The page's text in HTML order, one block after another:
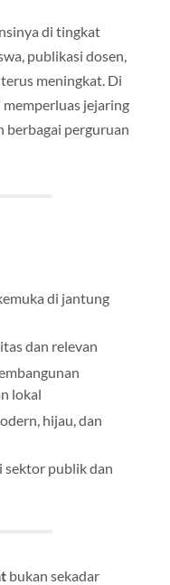
di tingkat
publikasi dosen,
meningkat. Di
jejaring
berbagai perguruan
di jantung
dan relevan
lokal
hijau, dan
sektor publik dan
bukan sekadar